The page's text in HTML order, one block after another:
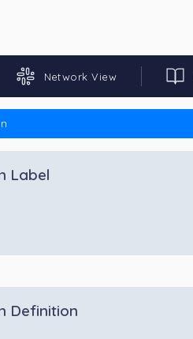
Network View
Label
Definition